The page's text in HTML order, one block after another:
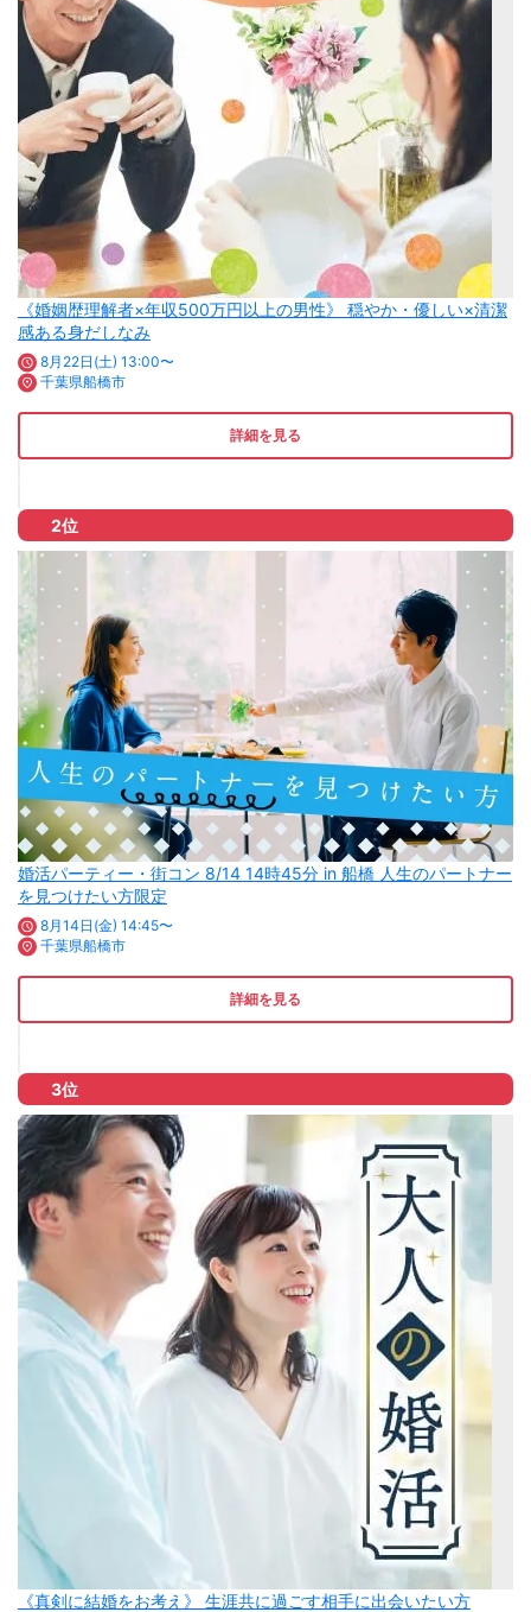
《婚姻歴理解者×年収500万円以上の男性》 穏やか・優しい×清潔
感ある身だしなみ
8月22日(土) 13:00〜
千葉県船橋市
詳細を見る
2位
婚活パーティー・街コン 8/14 14時45分 in 船橋 人生のパートナー
を見つけたい方限定
8月14日(金) 14:45〜
千葉県船橋市
詳細を見る
3位
《真剣に結婚をお考え》 生涯共に過ごす相手に出会いたい方